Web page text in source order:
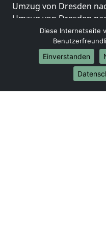
Umzug von Dresden
Umzug von Dresden
Umzug von Dresden
Umzug von Dresden
Umzug von Dresden
Umzug von Dresden
Diese Internetseite
Einverstanden